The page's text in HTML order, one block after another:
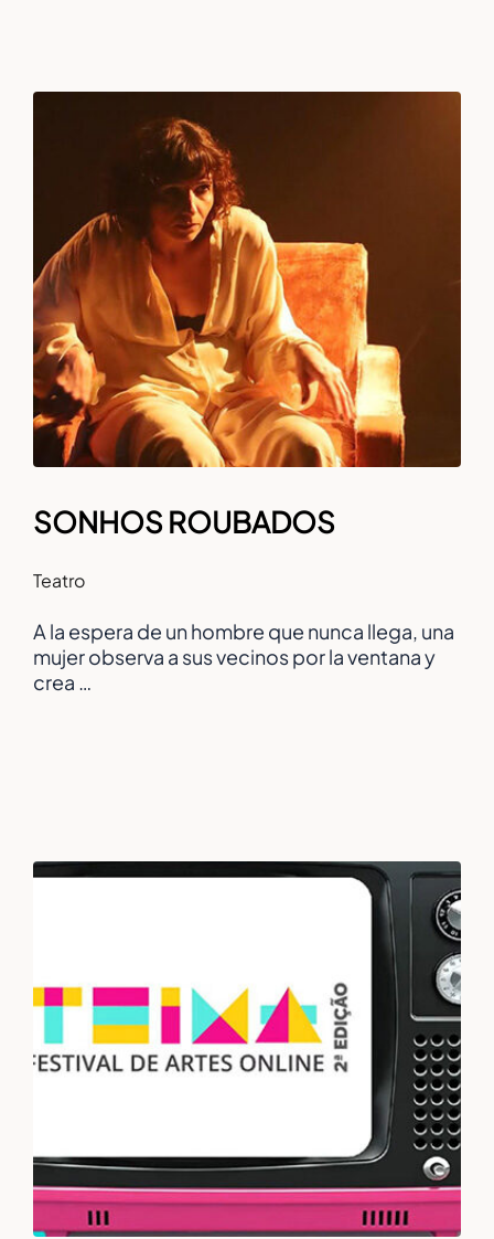
SONHOS ROUBADOS
Teatro
A la espera de un hombre que nunca llega, una
mujer observa a sus vecinos por la ventana y
crea …